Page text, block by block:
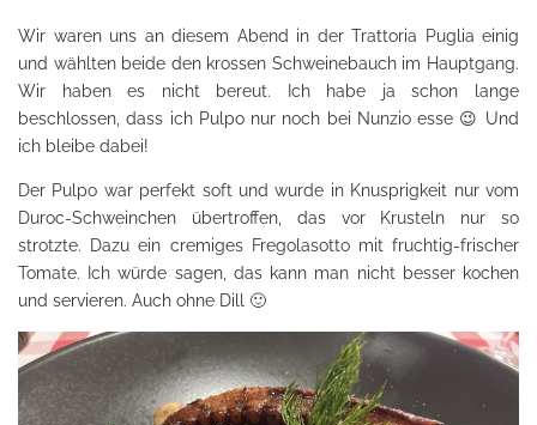
Wir waren uns an diesem Abend in der Trattoria Puglia einig
und wählten beide den krossen Schweinebauch im Hauptgang.
Wir haben es nicht bereut. Ich habe ja schon lange
beschlossen, dass ich Pulpo nur noch bei Nunzio esse 😉 Und
ich bleibe dabei!
Der Pulpo war perfekt soft und wurde in Knusprigkeit nur vom
Duroc-Schweinchen übertroffen, das vor Krusteln nur so
strotzte. Dazu ein cremiges Fregolasotto mit fruchtig-frischer
Tomate. Ich würde sagen, das kann man nicht besser kochen
und servieren. Auch ohne Dill 🙂